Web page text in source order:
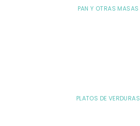
PAN Y OTRAS MASAS
PLATOS DE VERDURAS